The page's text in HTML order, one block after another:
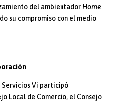
del ambientador Home
su compromiso con el medio
Servicios Vi participó
Local de Comercio, el Consejo